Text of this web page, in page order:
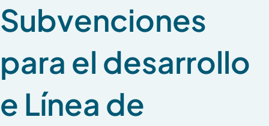
Subvenciones
para el desarrollo
e Línea de